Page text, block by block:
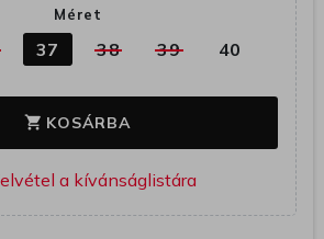
Méret
37 38 39 40
shopping_cart KOSÁRBA